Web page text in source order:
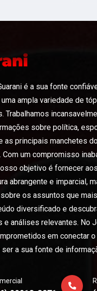
é a sua fonte
ampla variedade de
Trabalhamos
sobre política,
as principais manchetes
Com um compromisso
objetivo é fornecer
abrangente e imparcial,
os assuntos que
diversificado e
e análises relevantes. No
em conectar o
ser a sua fonte de